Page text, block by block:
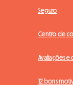
Seguro
Centro de
Avaliações e
12 bons